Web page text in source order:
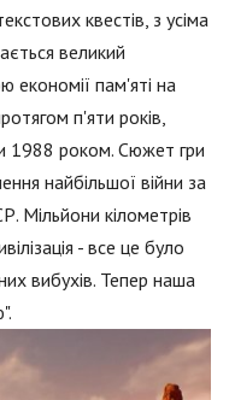
квестів, з усіма
великий
економії пам'яті на
п'яти років,
1988 роком. Сюжет гри
найбільшої війни за
Мільйони кілометрів
- все це було
вибухів. Тепер наша